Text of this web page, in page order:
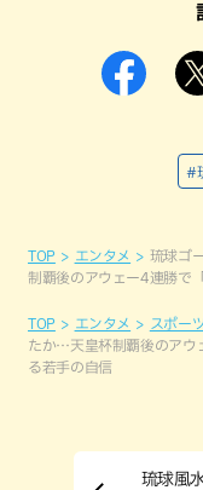
#
TOP エンタメ
琉球ゴ
制覇後のアウェー4連勝で
TOP エンタメ スポー
たか…天皇杯制覇後のアウ
る若手の自信
琉球風